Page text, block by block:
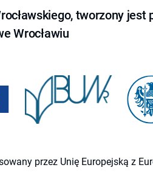
tworzony jest
Wrocławiu
przez Unię Europejską z